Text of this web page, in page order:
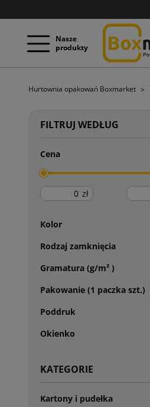
Nasze
produkty
Hurtownia opakowań Boxmarket
FILTRUJ WEDŁUG
Cena
zł
Kolor
Rodzaj zamknięcia
Gramatura (g/m² )
Pakowanie (1 paczka szt.)
Poddruk
Okienko
KATEGORIE
Kartony i pudełka